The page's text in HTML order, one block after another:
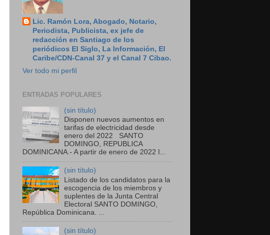
Lic. Ramón Lora, Abogado, Notario,
Periodista, Publicista, ex jefe de
redacción en Santiago de los
periódicos El Siglo, La Información, El
Caribe/CDN-Canal 37 y el Canal 7 Cibao.
Ver todo mi perfil
ENTRADAS POPULARES
(sin título)
Disponen nuevos aumentos en
tarifas de electricidad desde
enero del 2022 SANTO
DOMINGO, REPUBLICA
DOMINICANA.- A partir de enero de 2022 l...
(sin título)
Listado de los candidatos para la
escogencia de los miembros y
suplentes de la Junta Central
Electoral SANTO DOMINGO,
República Dominicana. ...
(sin título)